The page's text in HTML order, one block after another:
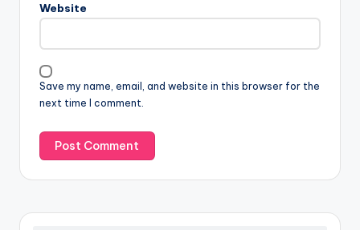
Website
Save my name, email, and website in this browser for the
next time I comment.